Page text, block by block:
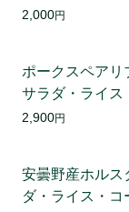
2,000円
ポークスペア
サラダ・ライス
2,900円
安曇野産ホル
ダ・ライス・コ